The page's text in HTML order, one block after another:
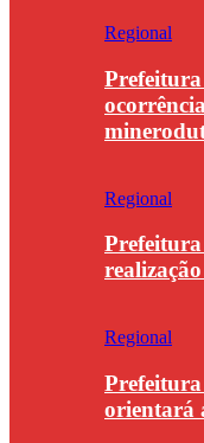
Regional
Regional
Regional
orientará